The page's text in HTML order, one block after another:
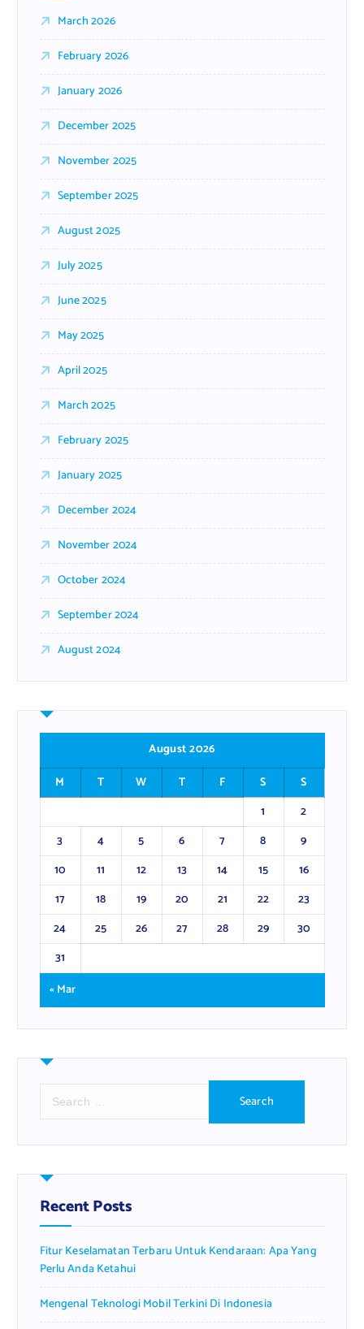
March 2026
February 2026
January 2026
December 2025
November 2025
September 2025
August 2025
July 2025
June 2025
May 2025
April 2025
March 2025
February 2025
January 2025
December 2024
November 2024
October 2024
September 2024
August 2024
August 2026
M
T W T F S
S
1
2
3
4 5 6 7 8
9
10
11 12 13 14 15
16
17
18 19 20 21 22
23
24
25 26 27 28 29
30
31
« Mar
r
h
f
o
:
Recent Posts
Fitur Keselamatan Terbaru Untuk Kendaraan: Apa Yang
Perlu Anda Ketahui
Mengenal Teknologi Mobil Terkini Di Indonesia